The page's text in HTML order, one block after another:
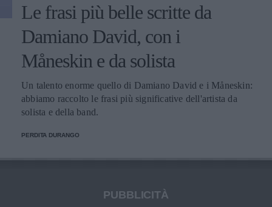
Le frasi più belle scritte da
Damiano David, con i
Måneskin e da solista
Un talento enorme quello di Damiano David e i Måneskin:
abbiamo raccolto le frasi più significative dell'artista da
solista e della band.
PERDITA DURANGO
PUBBLICITÀ